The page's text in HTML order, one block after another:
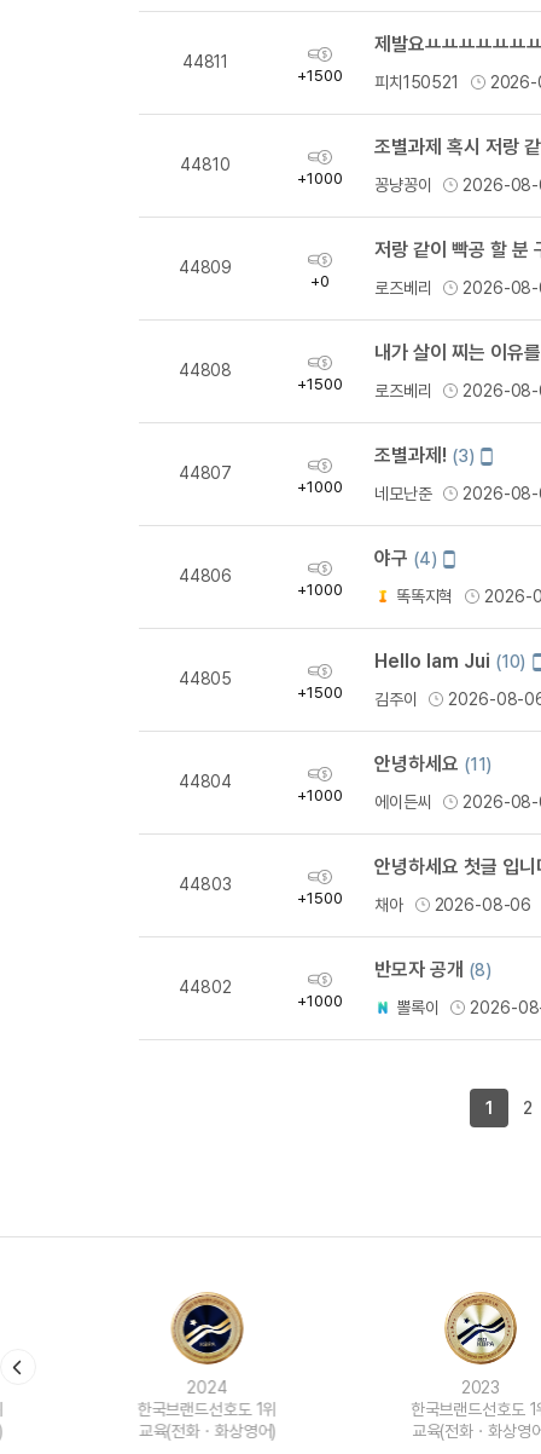
44811
획
득
+1500
제발요ㅛㅛㅛㅛㅛㅛ
피치150521
44810
획
득
+1000
조별과제 혹시 저랑
꽁냥꽁이 2026-
44809
획
득
+0
저랑 같이 빡공 할 분
로즈베리 2026-
44808
획
득
+1500
내가 살이 찌는 이유
로즈베리 2026-
44807
획
득
+1000
조별과제! (3) 모
일
네모난준 2026-
44806
획
득
+1000
야구 (4) 모
일
똑똑지혁 2026-
44805
획
득
+1500
Hello Iam Jui (10)
김주이 2026-08-
44804
획
득
+1000
안녕하세요 (11)
에이든씨
2026-
44803
획
득
+1500
안녕하세요 첫글 입니
채아 2026-08-06
44802
획
득
+1000
반모자 공개 (8)
뽈록이
2026-
1 2
한국브랜드선호도 1위
교육(전화ㆍ화상영어)
한국브랜드선호도 1위
교육(전화ㆍ화상영어)